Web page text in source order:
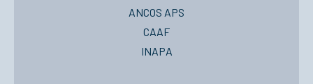
ANCOS APS
CAAF
INAPA